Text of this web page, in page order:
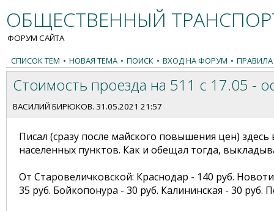
ОБЩЕСТВЕННЫЙ
ФОРУМ САЙТА
СПИСОК ТЕМ • НОВАЯ ТЕМА • ПОИСК • ВХОД НА ФОРУМ •
Стоимость проезда на 511 с 17.05 -
ВАСИЛИЙ БИРЮКОВ. 31.05.2021 21:57
Писал (сразу после майского повышения цен)
населенных пунктов. Как и обещал тогда,
От Старовеличковской: Краснодар - 140 руб.
35 руб. Бойкопонура - 30 руб. Калининская - 30 руб.